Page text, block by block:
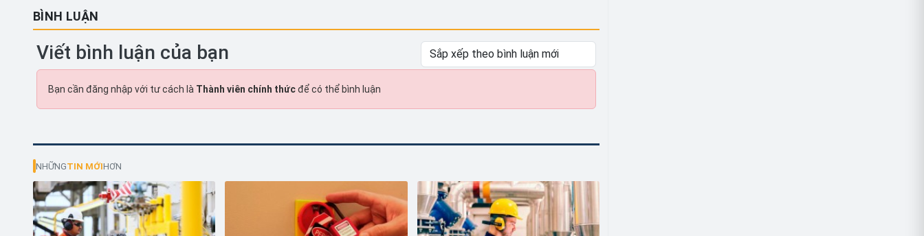
BÌNH LUẬN
Viết bình luận của bạn
Bạn cần đăng nhập với tư cách là Thành viên chính thứcđể có thể bình luận
NHỮNGTIN MỚIHƠN